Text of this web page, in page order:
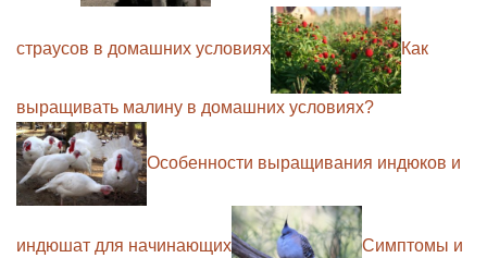
страусов в домашних условиях Как
выращивать малину в домашних условиях?
Особенности выращивания индюков и
индюшат для начинающих Симптомы и